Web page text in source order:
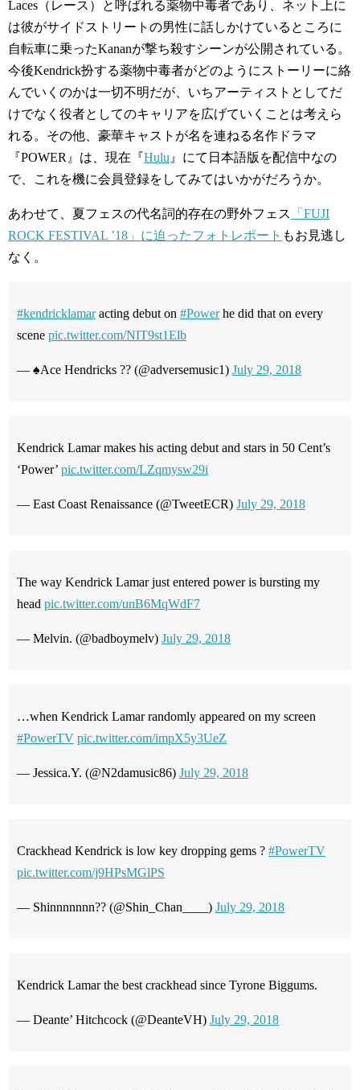
Laces（レース）と呼ばれる薬物中毒者であり、ネット上に
は彼がサイドストリートの男性に話しかけているところに
自転車に乗ったKananが撃ち殺すシーンが公開されている。
今後Kendrick扮する薬物中毒者がどのようにストーリーに絡
んでいくのかは一切不明だが、いちアーティストとしてだ
けでなく役者としてのキャリアを広げていくことは考えら
れる。その他、豪華キャストが名を連ねる名作ドラマ
『POWER』は、現在『Hulu 』にて日本語版を配信中なの
で、これを機に会員登録をしてみてはいかがだろうか。
あわせて、夏フェスの代名詞的存在の野外フェス
「FUJI
ROCK FESTIVAL ’18」に迫ったフォトレポート もお見逃し
なく。
#kendricklamaracting debut on #Powerhe did that on every
scene pic.twitter.com/NIT9st1Elb
— ♠️Ace Hendricks ?? (@adversemusic1) July 29, 2018
Kendrick Lamar makes his acting debut and stars in 50 Cent’s
‘Power’ pic.twitter.com/LZqmysw29i
— East Coast Renaissance (@TweetECR) July 29, 2018
The way Kendrick Lamar just entered power is bursting my
head pic.twitter.com/unB6MqWdF7
— Melvin. (@badboymelv) July 29, 2018
…when Kendrick Lamar randomly appeared on my screen
#PowerTV pic.twitter.com/impX5y3UeZ
— Jessica.Y. (@N2damusic86) July 29, 2018
Crackhead Kendrick is low key dropping gems ? #PowerTV
pic.twitter.com/j9HPsMGlPS
— Shinnnnnnn?? (@Shin_Chan____) July 29, 2018
Kendrick Lamar the best crackhead since Tyrone Biggums.
— Deante’ Hitchcock (@DeanteVH) July 29, 2018